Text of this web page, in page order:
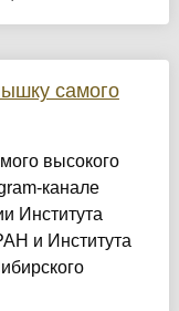
самого
высокого
канале
Института
и Института